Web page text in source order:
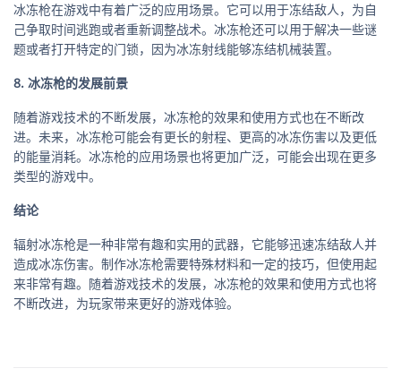
冰冻枪在游戏中有着广泛的应用场景。它可以用于冻结敌人，为自
己争取时间逃跑或者重新调整战术。冰冻枪还可以用于解决一些谜
题或者打开特定的门锁，因为冰冻射线能够冻结机械装置。
8. 冰冻枪的发展前景
随着游戏技术的不断发展，冰冻枪的效果和使用方式也在不断改
进。未来，冰冻枪可能会有更长的射程、更高的冰冻伤害以及更低
的能量消耗。冰冻枪的应用场景也将更加广泛，可能会出现在更多
类型的游戏中。
结论
辐射冰冻枪是一种非常有趣和实用的武器，它能够迅速冻结敌人并
造成冰冻伤害。制作冰冻枪需要特殊材料和一定的技巧，但使用起
来非常有趣。随着游戏技术的发展，冰冻枪的效果和使用方式也将
不断改进，为玩家带来更好的游戏体验。